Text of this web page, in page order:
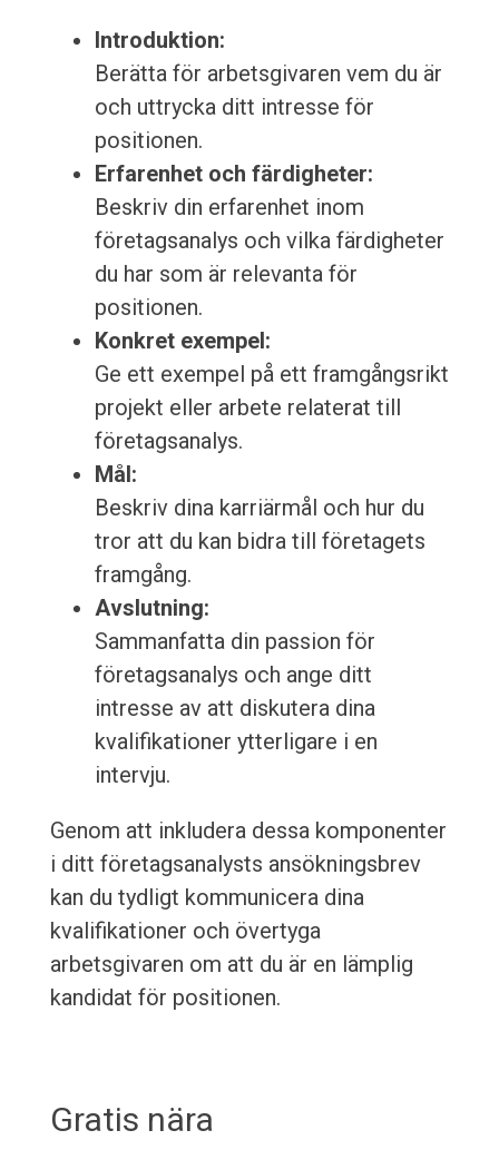
Introduktion:
Berätta för arbetsgivaren vem du är
och uttrycka ditt intresse för
positionen.
Erfarenhet och färdigheter:
Beskriv din erfarenhet inom
företagsanalys och vilka färdigheter
du har som är relevanta för
positionen.
Konkret exempel:
Ge ett exempel på ett framgångsrikt
projekt eller arbete relaterat till
företagsanalys.
Mål:
Beskriv dina karriärmål och hur du
tror att du kan bidra till företagets
framgång.
Avslutning:
Sammanfatta din passion för
företagsanalys och ange ditt
intresse av att diskutera dina
kvalifikationer ytterligare i en
intervju.
Genom att inkludera dessa komponenter
i ditt företagsanalysts ansökningsbrev
kan du tydligt kommunicera dina
kvalifikationer och övertyga
arbetsgivaren om att du är en lämplig
kandidat för positionen.
Gratis nära